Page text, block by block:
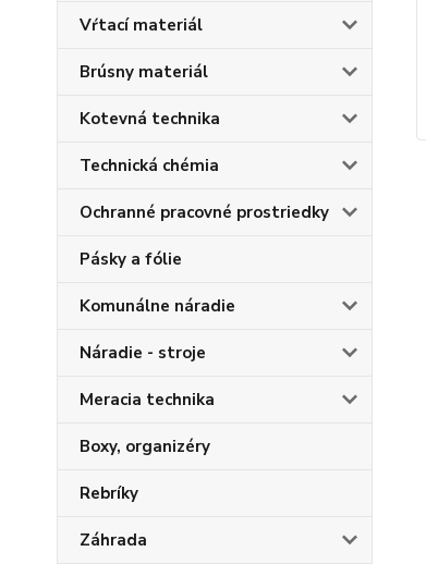
Vŕtací materiál
Brúsny materiál
Kotevná technika
Technická chémia
Ochranné pracovné prostriedky
Pásky a fólie
Komunálne náradie
Náradie - stroje
Meracia technika
Boxy, organizéry
Rebríky
Záhrada